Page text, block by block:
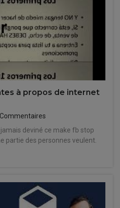
à propos de internet
deviné ce make fb stop
partie des personnes veulent.